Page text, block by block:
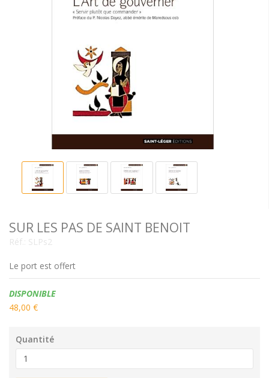
SUR LES PAS DE SAINT BENOIT
Réf.: SLPs2
Le port est offert
Disponibilité:
DISPONIBLE
48,00 €
Quantité